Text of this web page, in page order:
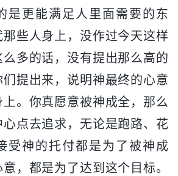
是更能满足人里面需要的东
些人身上，没作过今天这样
多的话，没有提出那么高的
提出来，说明神最终的心意
。你真愿意被神成全，那么
点去追求，无论是跑路、花
受神的托付都是为了被神成
，都是为了达到这个目标。